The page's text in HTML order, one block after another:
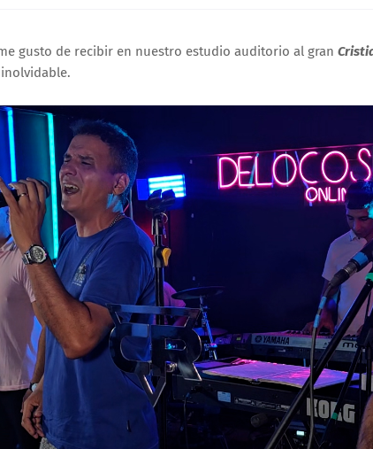
gusto de recibir en nuestro estudio auditorio al gran